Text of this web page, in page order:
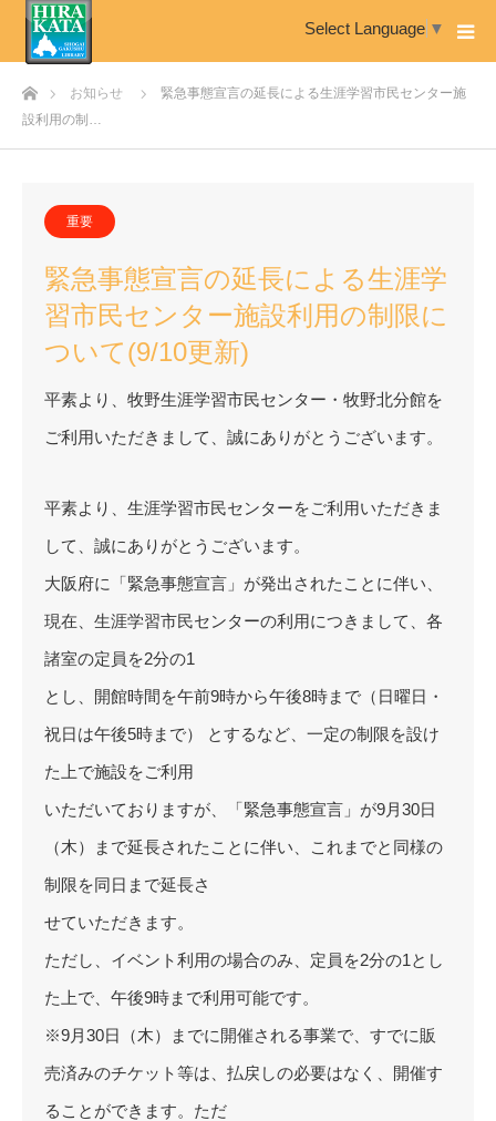
Select Language ▼
ホームお知らせ
緊急事態宣言の延長による生涯学習市民センター施
設利用の制…
重要
緊急事態宣言の延長による生涯学
習市民センター施設利用の制限に
ついて(9/10更新)
平素より、牧野生涯学習市民センター・牧野北分館を
ご利用いただきまして、誠にありがとうございます。
平素より、生涯学習市民センターをご利用いただきま
して、誠にありがとうございます。
大阪府に「緊急事態宣言」が発出されたことに伴い、
現在、生涯学習市民センターの利用につきまして、各
諸室の定員を2分の1
とし、開館時間を午前9時から午後8時まで（日曜日・
祝日は午後5時まで） とするなど、一定の制限を設け
た上で施設をご利用
いただいておりますが、「緊急事態宣言」が9月30日
（木）まで延長されたことに伴い、これまでと同様の
制限を同日まで延長さ
せていただきます。
ただし、イベント利用の場合のみ、定員を2分の1とし
た上で、午後9時まで利用可能です。
※9月30日（木）までに開催される事業で、すでに販
売済みのチケット等は、払戻しの必要はなく、開催す
ることができます。ただ